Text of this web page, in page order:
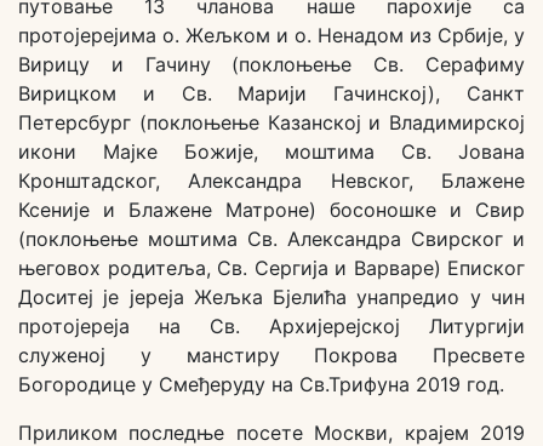
путовање 13 чланова наше парохије са
протојерејима о. Жељком и о. Ненадом из Србије, у
Вирицу и Гачину (поклоњење Св. Серафиму
Вирицком и Св. Марији Гачинској), Санкт
Петерсбург (поклоњење Казанској и Владимирској
икони Мајке Божије, моштима Св. Јована
Кронштадског, Александра Невског, Блажене
Ксеније и Блажене Матроне) босоношке и Свир
(поклоњење моштима Св. Александра Свирског и
његовох родитеља, Св. Сергија и Варваре) Еписког
Доситеј је јереја Жељка Бјелића унапредио у чин
протојереја на Св. Архијерејској Литургији
служеној у манстиру Покрова Пресвете
Богородице у Смеђеруду на Св.Трифуна 2019 год.
Приликом последње посете Москви, крајем 2019